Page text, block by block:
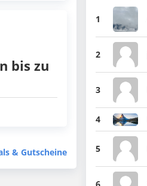
bis zu
& Gutscheine
1
2
3
4
5